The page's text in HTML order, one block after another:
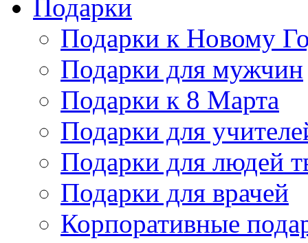
Подарки
Подарки к Новому
Подарки для мужчин
Подарки к 8 Марта
Подарки для
Подарки для людей
Подарки для врачей
Корпоративные